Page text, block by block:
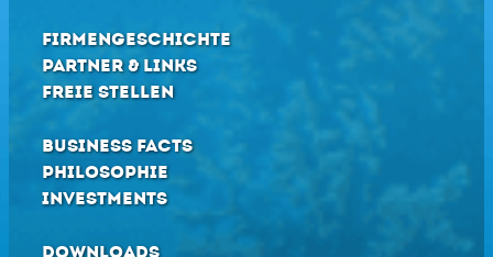
FIRMENGESCHICHTE
PARTNER & LINKS
FREIE STELLEN
BUSINESS FACTS
PHILOSOPHIE
INVESTMENTS
DOWNLOADS